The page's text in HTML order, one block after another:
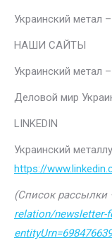
Украинский метал –
НАШИ САЙТЫ
Украинский метал –
Деловой мир
LINKEDIN
Украинский
https://
(Список рассылки
relation/newsletter-